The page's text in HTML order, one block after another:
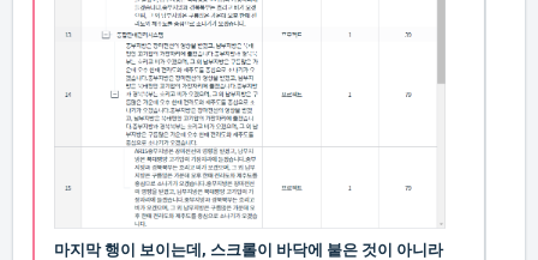
마지막 행이 보이는데, 스크롤이 바닥에 붙은 것이 아니라